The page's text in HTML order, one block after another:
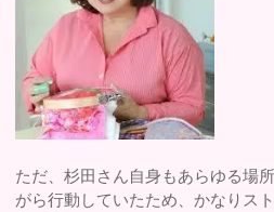
ただ、杉田さん自身もあらゆる場
がら行動していたため、かなりス